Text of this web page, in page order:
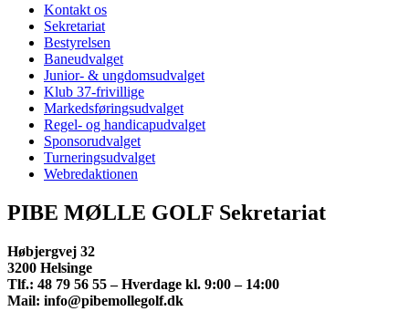
Kontakt os
Sekretariat
Bestyrelsen
Baneudvalget
Junior- & ungdomsudvalget
Klub 37-frivillige
Markedsføringsudvalget
Regel- og handicapudvalget
Sponsorudvalget
Turneringsudvalget
Webredaktionen
PIBE MØLLE GOLF Sekretariat
Høbjergvej 32
3200 Helsinge
Tlf.: 48 79 56 55 – Hverdage kl. 9:00 – 14:00
Mail: info@pibemollegolf.dk